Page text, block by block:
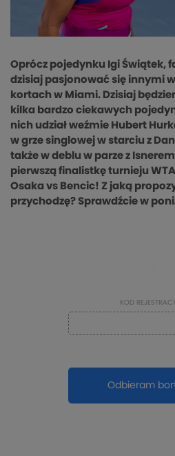
Oprócz pojedynku Igi Świątek,
dzisiaj pasjonować się innymi
kortach w Miami. Dzisiaj
kilka bardzo ciekawych
nich udział weźmie Hubert
w grze singlowej w starciu z
także w deblu w parze z
pierwszą finalistkę turnieju
Osaka vs Bencic! Z jaką
przychodzę? Sprawdźcie w
KOD
Odbieram
pokaż